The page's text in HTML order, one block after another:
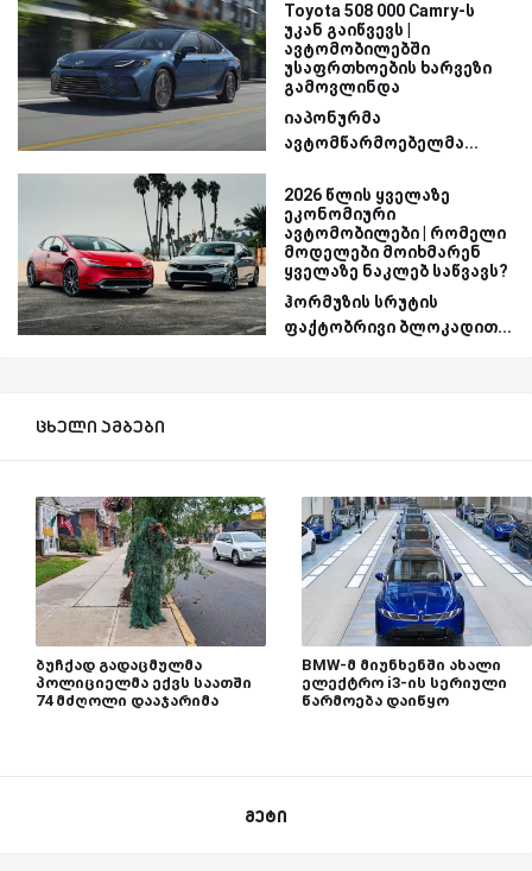
Toyota 508 000 Camry-ს
უკან გაიწვევს |
ავტომობილებში
უსაფრთხოების ხარვეზი
გამოვლინდა
იაპონურმა
ავტომწარმოებელმა...
2026 წლის ყველაზე
ეკონომიური
ავტომობილები | რომელი
მოდელები მოიხმარენ
ყველაზე ნაკლებ საწვავს?
ჰორმუზის სრუტის
ფაქტობრივი ბლოკადით...
ცხელი ამბები
ბუჩქად გადაცმულმა
პოლიციელმა ექვს საათში
74 მძღოლი დააჯარიმა
BMW-მ მიუნხენში ახალი
ელექტრო i3-ის სერიული
წარმოება დაიწყო
მეტი